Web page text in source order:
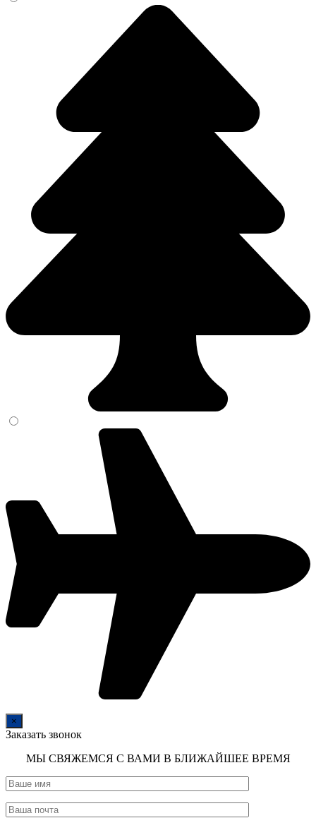
×
Заказать звонок
МЫ СВЯЖЕМСЯ С ВАМИ В БЛИЖАЙШЕЕ ВРЕМЯ